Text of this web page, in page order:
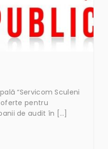
“Servicom Sculeni
pentru
de audit în […]